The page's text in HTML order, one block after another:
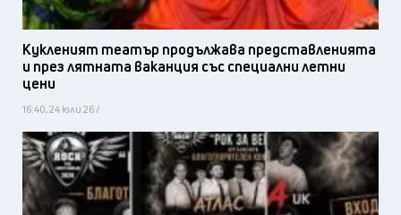
Кукленият театър продължава представленията
и през лятната ваканция със специални летни
цени
16:40, 24 юли 26 /